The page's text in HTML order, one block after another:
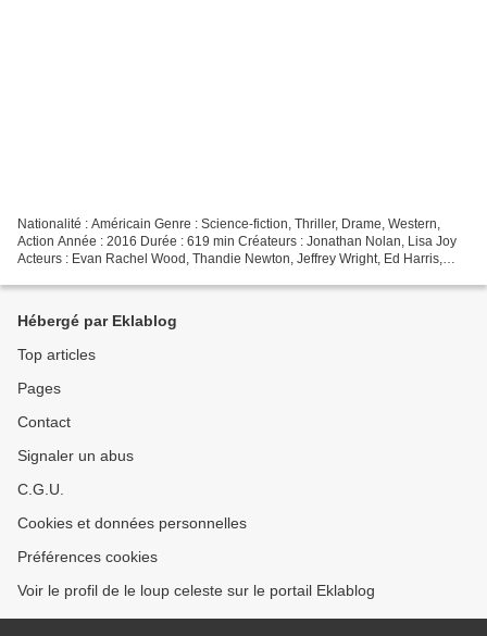
Nationalité : Américain Genre : Science-fiction, Thriller, Drame, Western,
Action Année : 2016 Durée : 619 min Créateurs : Jonathan Nolan, Lisa Joy
Acteurs : Evan Rachel Wood, Thandie Newton, Jeffrey Wright, Ed Harris,
Hébergé par Eklablog
Top articles
Pages
Contact
Signaler un abus
C.G.U.
Cookies et données personnelles
Préférences cookies
Voir le profil de le loup celeste sur le portail Eklablog